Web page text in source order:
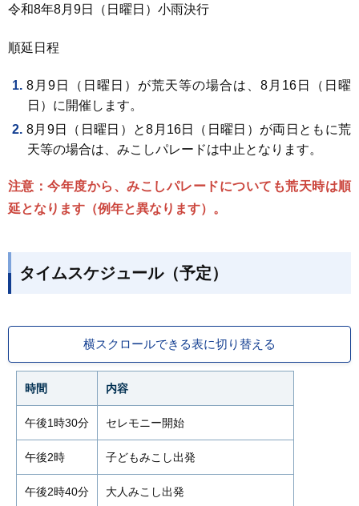
令和8年8月9日（日曜日）小雨決行
順延日程
8月9日（日曜日）が荒天等の場合は、8月16日（日曜
日）に開催します。
8月9日（日曜日）と8月16日（日曜日）が両日ともに荒
天等の場合は、みこしパレードは中止となります。
注意：今年度から、みこしパレードについても荒天時は順
延となります（例年と異なります）。
タイムスケジュール（予定）
横スクロールできる表に切り替える
時間 内容
午後1時30分 セレモニー開始
午後2時 子どもみこし出発
午後2時40分 大人みこし出発